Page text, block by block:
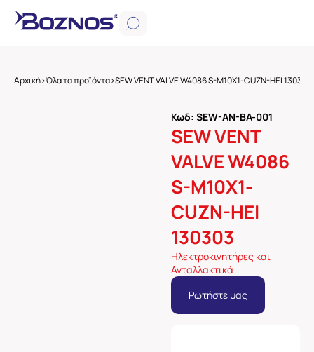
Αρχική>Όλα τα προϊόντα>SEW VENT VALVE W4086 S-M10X1-CUZN-HEI 130303
Κωδ: SEW-AN-BA-001
SEW VENT
VALVE W4086
S-M10X1-
CUZN-HEI
130303
Ηλεκτροκινητήρες και
Ανταλλακτικά
Ρωτήστε μας